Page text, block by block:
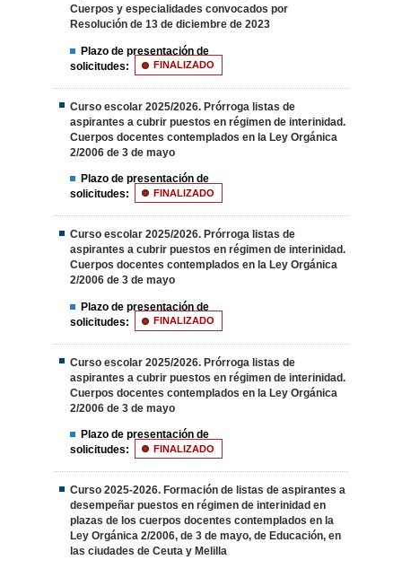
Cuerpos y especialidades convocados por
Resolución de 13 de diciembre de 2023
Plazo de presentación de
solicitudes:
FINALIZADO
Curso escolar 2025/2026. Prórroga listas de
aspirantes a cubrir puestos en régimen de interinidad.
Cuerpos docentes contemplados en la Ley Orgánica
2/2006 de 3 de mayo
Plazo de presentación de
solicitudes:
FINALIZADO
Curso escolar 2025/2026. Prórroga listas de
aspirantes a cubrir puestos en régimen de interinidad.
Cuerpos docentes contemplados en la Ley Orgánica
2/2006 de 3 de mayo
Plazo de presentación de
solicitudes:
FINALIZADO
Curso escolar 2025/2026. Prórroga listas de
aspirantes a cubrir puestos en régimen de interinidad.
Cuerpos docentes contemplados en la Ley Orgánica
2/2006 de 3 de mayo
Plazo de presentación de
solicitudes:
FINALIZADO
Curso 2025-2026. Formación de listas de aspirantes a
desempeñar puestos en régimen de interinidad en
plazas de los cuerpos docentes contemplados en la
Ley Orgánica 2/2006, de 3 de mayo, de Educación, en
las ciudades de Ceuta y Melilla